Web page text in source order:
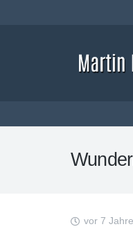
vor 7